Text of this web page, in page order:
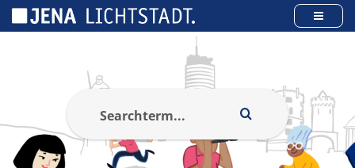
Панель управления cookies